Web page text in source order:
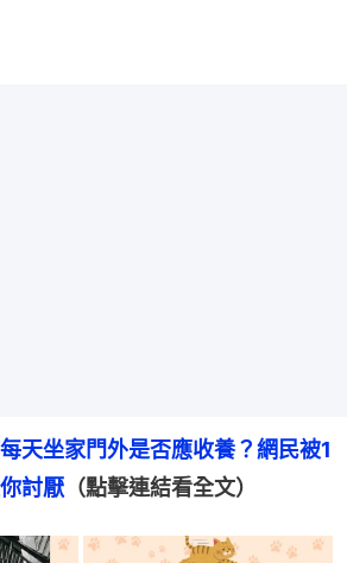
天坐家門外是否應收養？網民被1
討厭 （點擊連結看全文）